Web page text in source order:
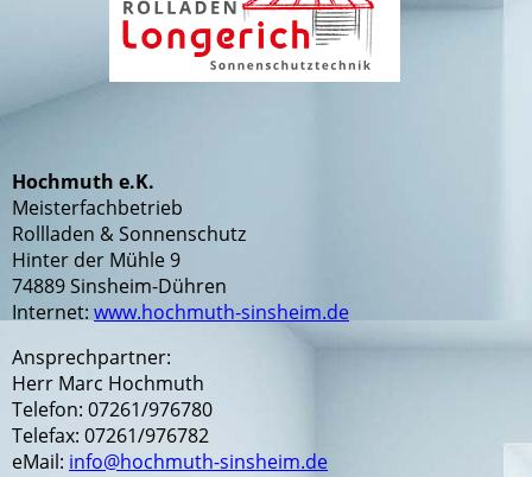
Hochmuth e.K.
Meisterfachbetrieb
Rollladen & Sonnenschutz
Hinter der Mühle 9
74889 Sinsheim-Dühren
Internet: www.hochmuth-sinsheim.de
Ansprechpartner:
Herr Marc Hochmuth
Telefon: 07261/976780
Telefax: 07261/976782
eMail: info@hochmuth-sinsheim.de